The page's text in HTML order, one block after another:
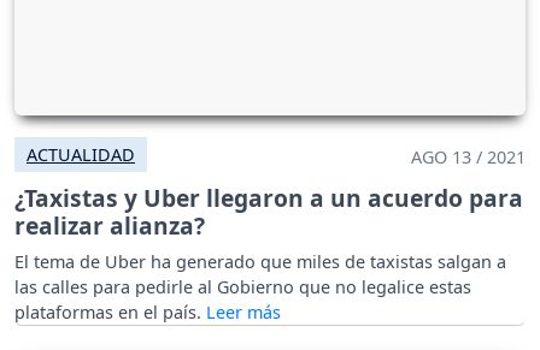
ACTUALIDAD AGO 13 / 2021
¿Taxistas y Uber llegaron a un acuerdo para
realizar alianza?
El tema de Uber ha generado que miles de taxistas salgan a
las calles para pedirle al Gobierno que no legalice estas
plataformas en el país.